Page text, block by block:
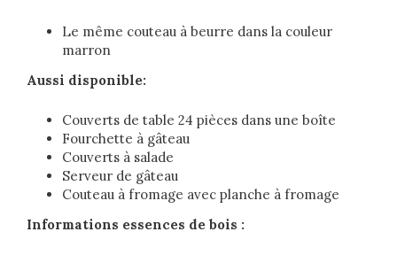
Le même couteau à beurre dans la couleur
marron
Aussi disponible:
Couverts de table 24 pièces dans une boîte
Fourchette à gâteau
Couverts à salade
Serveur de gâteau
Couteau à fromage avec planche à fromage
Informations essences de bois :